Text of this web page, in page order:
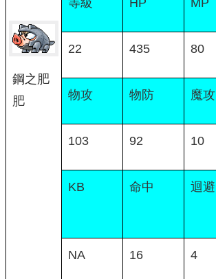
鋼之肥
肥
22 435 80
物攻 物防 魔攻
103 92 10
KB 命中 迴避
NA 16 4